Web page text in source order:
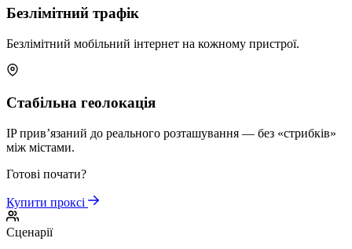
Безлімітний трафік
Безлімітний мобільний інтернет на кожному пристрої.
Стабільна геолокація
IP прив’язаний до реального розташування — без «стрибків»
між містами.
Готові почати?
Купити проксі
Сценарії